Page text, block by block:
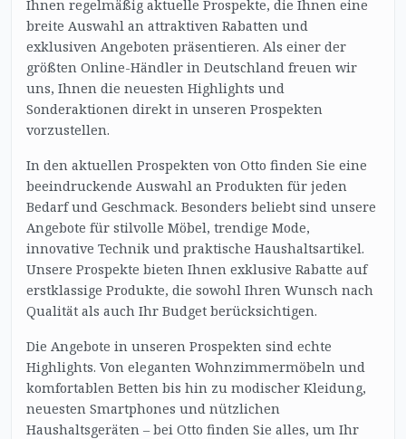
Ihnen regelmäßig aktuelle Prospekte, die Ihnen eine
breite Auswahl an attraktiven Rabatten und
exklusiven Angeboten präsentieren. Als einer der
größten Online-Händler in Deutschland freuen wir
uns, Ihnen die neuesten Highlights und
Sonderaktionen direkt in unseren Prospekten
vorzustellen.
In den aktuellen Prospekten von Otto finden Sie eine
beeindruckende Auswahl an Produkten für jeden
Bedarf und Geschmack. Besonders beliebt sind unsere
Angebote für stilvolle Möbel, trendige Mode,
innovative Technik und praktische Haushaltsartikel.
Unsere Prospekte bieten Ihnen exklusive Rabatte auf
erstklassige Produkte, die sowohl Ihren Wunsch nach
Qualität als auch Ihr Budget berücksichtigen.
Die Angebote in unseren Prospekten sind echte
Highlights. Von eleganten Wohnzimmermöbeln und
komfortablen Betten bis hin zu modischer Kleidung,
neuesten Smartphones und nützlichen
Haushaltsgeräten – bei Otto finden Sie alles, um Ihr